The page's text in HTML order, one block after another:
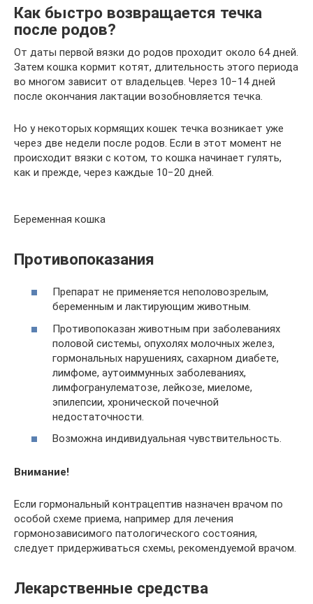
Как быстро возвращается течка
после родов?
От даты первой вязки до родов проходит около 64 дней.
Затем кошка кормит котят, длительность этого периода
во многом зависит от владельцев. Через 10−14 дней
после окончания лактации возобновляется течка.
Но у некоторых кормящих кошек течка возникает уже
через две недели после родов. Если в этот момент не
происходит вязки с котом, то кошка начинает гулять,
как и прежде, через каждые 10−20 дней.
Беременная кошка
Противопоказания
Препарат не применяется неполовозрелым,
беременным и лактирующим животным.
Противопоказан животным при заболеваниях
половой системы, опухолях молочных желез,
гормональных нарушениях, сахарном диабете,
лимфоме, аутоиммунных заболеваниях,
лимфогранулематозе, лейкозе, миеломе,
эпилепсии, хронической почечной
недостаточности.
Возможна индивидуальная чувствительность.
Внимание!
Если гормональный контрацептив назначен врачом по
особой схеме приема, например для лечения
гормонозависимого патологического состояния,
следует придерживаться схемы, рекомендуемой врачом.
Лекарственные средства